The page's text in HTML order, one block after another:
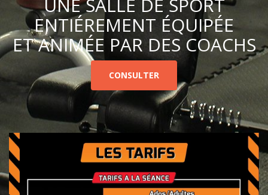
UNE SALLE DE SPORT
ENTIÉREMENT ÉQUIPÉE
ET ANIMÉE PAR DES COACHS
CONSULTER